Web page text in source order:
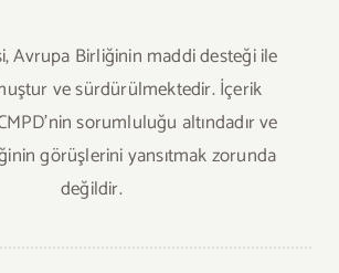
Avrupa Birliğinin maddi desteği ile
ve sürdürülmektedir. İçerik
sorumluluğu altındadır ve
görüşlerini yansıtmak zorunda
değildir.